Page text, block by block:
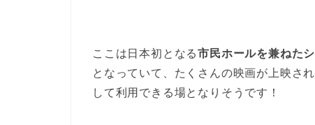
ここは日本初となる市民ホールを兼ねた
となっていて、たくさんの映画が上映さ
して利用できる場となりそうです！